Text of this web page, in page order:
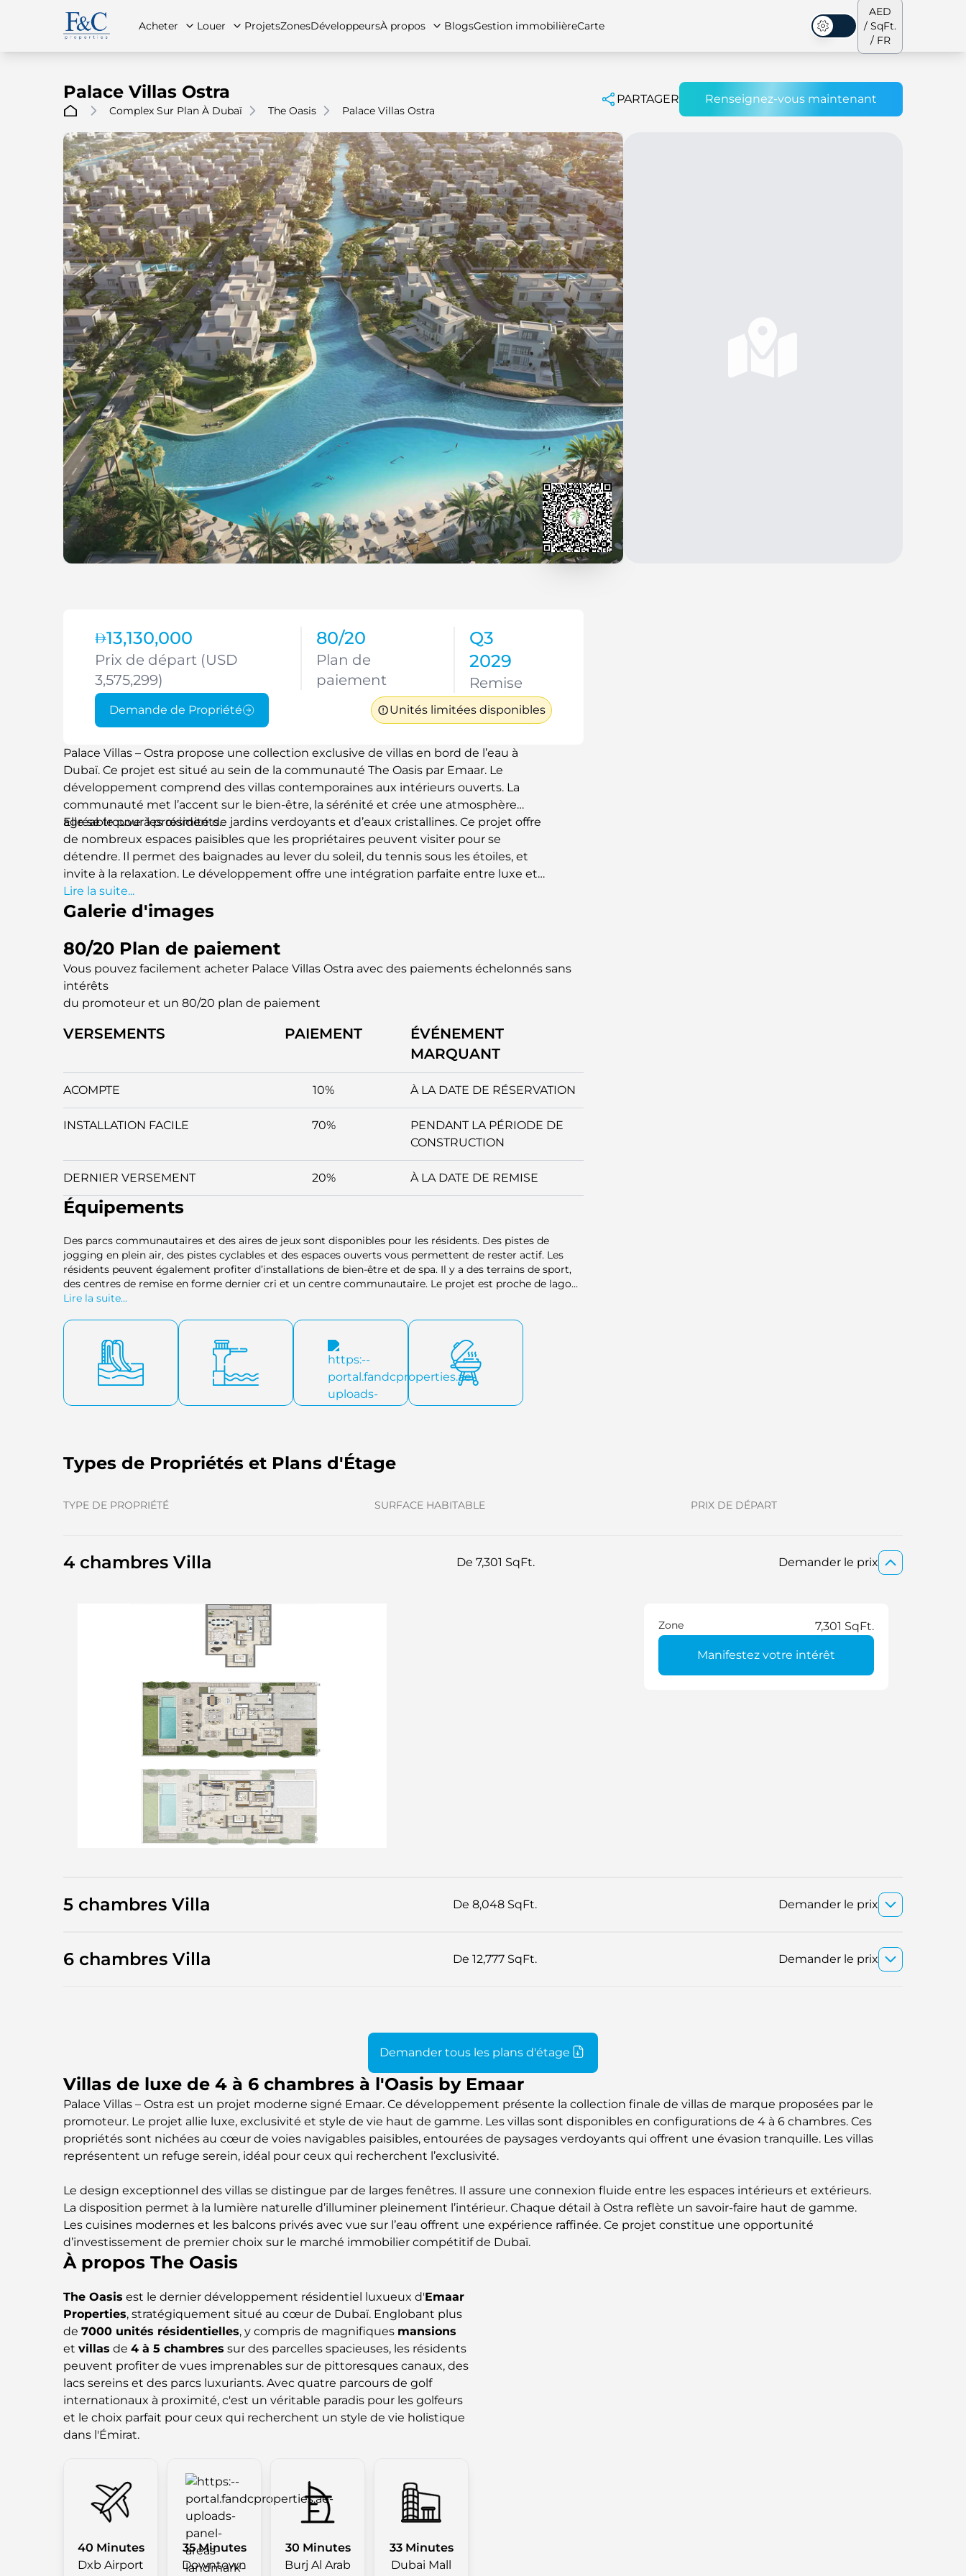
Acheter
Toutes les propriétés Appartements Villas Maisons de ville
Louer
Toutes les propriétés Appartements Villas Maisons de ville
ProjetsZonesDéveloppeursÀ propos
À propos de nous Contactez-nous Carrières FAQs
BlogsGestion immobilièreCarte
Mode sombre
AED
/ SqFt.
/ FR
Palace Villas Ostra
Complex Sur Plan À Dubaï The Oasis Palace Villas Ostra
PARTAGER Renseignez-vous maintenant
13,130,000
Prix de départ (USD
3,575,299)
80/20
Plan de
paiement
Q3
2029
Remise
Demande de Propriété Unités limitées disponibles
Palace Villas – Ostra propose une collection exclusive de villas en bord de l’eau à
Dubaï. Ce projet est situé au sein de la communauté The Oasis par Emaar. Le
développement comprend des villas contemporaines aux intérieurs ouverts. La
communauté met l’accent sur le bien-être, la sérénité et crée une atmosphère
agréable pour les résidents.
Elle se trouve à proximité de jardins verdoyants et d’eaux cristallines. Ce projet offre
de nombreux espaces paisibles que les propriétaires peuvent visiter pour se
détendre. Il permet des baignades au lever du soleil, du tennis sous les étoiles, et
invite à la relaxation. Le développement offre une intégration parfaite entre luxe et
nature. C’est un sanctuaire d’exception en bord de l’eau avec un fort potentiel de
retour sur investissement.
Lire la suite...
Galerie d'images
80/20 Plan de paiement
Vous pouvez facilement acheter Palace Villas Ostra avec des paiements échelonnés sans
intérêts
du promoteur et un 80/20 plan de paiement
VERSEMENTS PAIEMENT
ÉVÉNEMENT
MARQUANT
ACOMPTE 10% À LA DATE DE RÉSERVATION
INSTALLATION FACILE 70%
PENDANT LA PÉRIODE DE
CONSTRUCTION
DERNIER VERSEMENT 20% À LA DATE DE REMISE
Équipements
Des parcs communautaires et des aires de jeux sont disponibles pour les résidents. Des pistes de
jogging en plein air, des pistes cyclables et des espaces ouverts vous permettent de rester actif. Les
résidents peuvent également profiter d’installations de bien-être et de spa. Il y a des terrains de sport,
des centres de remise en forme dernier cri et un centre communautaire. Le projet est proche de lagons
propices à la baignade et offre un accès facile aux plages.
Lire la suite...
Types de Propriétés et Plans d'Étage
TYPE DE PROPRIÉTÉ SURFACE HABITABLE PRIX DE DÉPART
4 chambres Villa De 7,301 SqFt. Demander le prix
Zone 7,301 SqFt.
Manifestez votre intérêt
5 chambres Villa De 8,048 SqFt. Demander le prix
6 chambres Villa De 12,777 SqFt. Demander le prix
Demander tous les plans d'étage
Villas de luxe de 4 à 6 chambres à l'Oasis by Emaar
Palace Villas – Ostra est un projet moderne signé Emaar. Ce développement présente la collection finale de villas de marque proposées par le
promoteur. Le projet allie luxe, exclusivité et style de vie haut de gamme. Les villas sont disponibles en configurations de 4 à 6 chambres. Ces
propriétés sont nichées au cœur de voies navigables paisibles, entourées de paysages verdoyants qui offrent une évasion tranquille. Les villas
représentent un refuge serein, idéal pour ceux qui recherchent l’exclusivité.
Le design exceptionnel des villas se distingue par de larges fenêtres. Il assure une connexion fluide entre les espaces intérieurs et extérieurs.
La disposition permet à la lumière naturelle d’illuminer pleinement l’intérieur. Chaque détail à Ostra reflète un savoir-faire haut de gamme.
Les cuisines modernes et les balcons privés avec vue sur l’eau offrent une expérience raffinée. Ce projet constitue une opportunité
d’investissement de premier choix sur le marché immobilier compétitif de Dubaï.
À propos The Oasis
The Oasis est le dernier développement résidentiel luxueux d'Emaar
Properties, stratégiquement situé au cœur de Dubaï. Englobant plus
de 7000 unités résidentielles, y compris de magnifiques mansions
et villas de 4 à 5 chambres sur des parcelles spacieuses, les résidents
peuvent profiter de vues imprenables sur de pittoresques canaux, des
lacs sereins et des parcs luxuriants. Avec quatre parcours de golf
internationaux à proximité, c'est un véritable paradis pour les golfeurs
et le choix parfait pour ceux qui recherchent un style de vie holistique
dans l'Émirat.
40 Minutes
Dxb Airport
35 Minutes
Downtown
30 Minutes
Burj Al Arab
33 Minutes
Dubai Mall